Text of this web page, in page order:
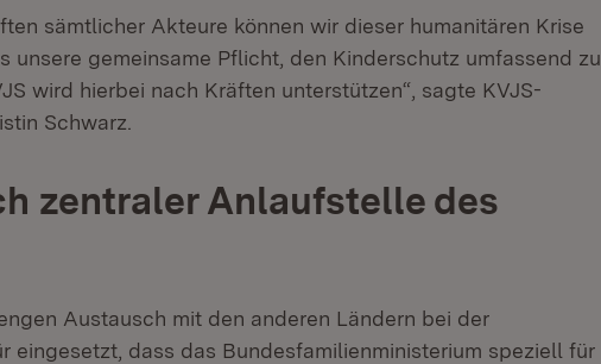
sämtlicher Akteure können wir dieser humanitären Krise
unsere gemeinsame Pflicht, den Kinderschutz umfassend zu
wird hierbei nach Kräften unterstützen“, sagte KVJS-
Schwarz.
zentraler Anlaufstelle des
Austausch mit den anderen Ländern bei der
eingesetzt, dass das Bundesfamilienministerium speziell für